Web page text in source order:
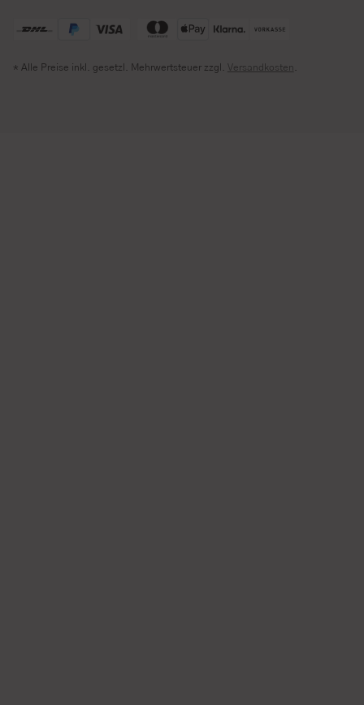
* Alle Preise inkl. gesetzl. Mehrwertsteuer zzgl. Versandkosten